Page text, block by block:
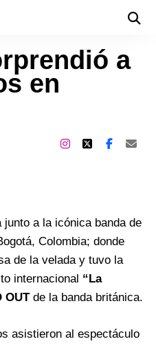
a
en
junto a la icónica banda de
Colombia; donde
de la velada y tuvo la
internacional “La
OUTde la banda británica.
asistieron al espectáculo